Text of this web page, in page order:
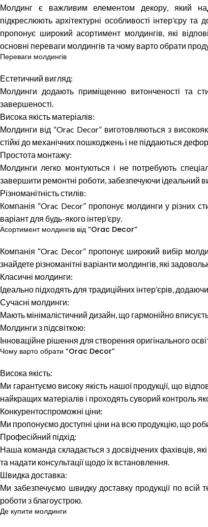
Молдинг є важливим елементом декору, який
підкреслюють архітектурні особливості інтер’єру
пропонує широкий асортимент молдингів, які
основні переваги молдингів та чому варто обрати
Переваги молдингів
Естетичний вигляд:
Молдинги додають приміщенню витонченості та
завершеності.
Висока якість матеріалів:
Молдинги від “Orac Decor” виготовляються з
стійкі до механічних пошкоджень і не піддаються
Простота монтажу:
Молдинги легко монтуються і не потребують
завершити ремонтні роботи, забезпечуючи ідеальний
Різноманітність стилів:
Компанія “Orac Decor” пропонує молдинги у різних
варіант для будь-якого інтер’єру.
Асортимент молдингів від “Orac Decor”
Компанія “Orac Decor” пропонує широкий вибір
знайдете різноманітні варіанти молдингів, які
Класичні молдинги:
Ідеально підходять для традиційних інтер’єрів,
Сучасні молдинги:
Мають мінімалістичний дизайн, що гармонійно
Молдинги з підсвіткою:
Інноваційне рішення для створення оригінального
Чому варто обрати “Orac Decor”
Висока якість:
Ми гарантуємо високу якість нашої продукції, що
найкращих матеріалів і проходять суворий контроль
Конкурентоспроможні ціни:
Ми пропонуємо доступні ціни на всю продукцію, що
Професійний підхід:
Наша команда складається з досвідчених фахівців,
та надати консультації щодо їх встановлення.
Швидка доставка:
Ми забезпечуємо швидку доставку продукції по всій
роботи з благоустрою.
Де купити молдинги